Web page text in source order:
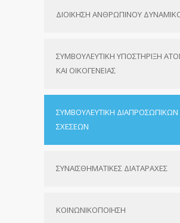
ΔΙΟΙΚΗΣΗ ΑΝΘΡΩΠΙΝΟΥ
ΣΥΜΒΟΥΛΕΥΤΙΚΗ ΥΠΟΣΤΗΡΙΞΗ
ΚΑΙ ΟΙΚΟΓΕΝΕΙΑΣ
ΣΥΜΒΟΥΛΕΥΤΙΚΗ ΔΙΑΠΡΟΣΩΠΙΚΩΝ
ΣΧΕΣΕΩΝ
ΣΥΝΑΙΣΘΗΜΑΤΙΚΕΣ ΔΙΑΤΑΡΑΧΕΣ
ΚΟΙΝΩΝΙΚΟΠΟΙΗΣΗ